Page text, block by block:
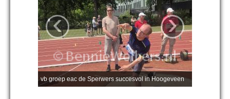
vb groep eac de Sperwers succesvol in Hoogeveen
‹ ›